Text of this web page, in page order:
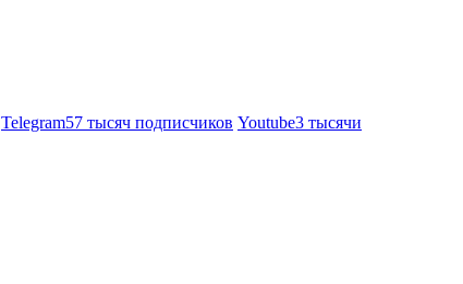
Telegram57 тысяч подписчиков Youtube3 тысячи